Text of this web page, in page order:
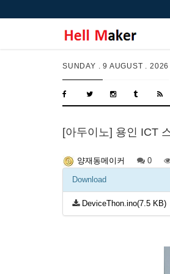
SUNDAY .9 AUGUST . 2026
[아두이노] 용인 ICT
양재동메이커 0
Download
DeviceThon.ino(7.5 KB)